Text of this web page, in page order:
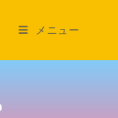
メニュー